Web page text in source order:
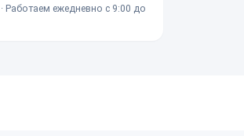
Работаем ежедневно с 9:00 до